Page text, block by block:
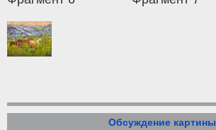
Обсуждение картины